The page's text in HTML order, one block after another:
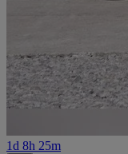
1d 8h 25m